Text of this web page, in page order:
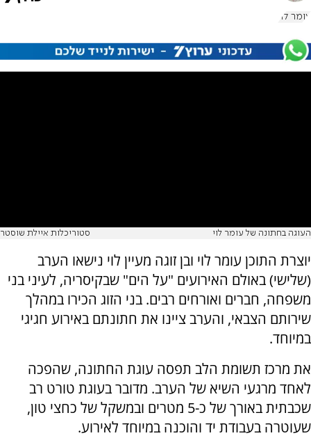
עומר לוי
העוגה בחתונה של עומר לוי סטוריכלות איילת שוסטר
יוצרת התוכן עומר לוי ובן זוגה מעיין לוי נישאו הערב
(שלישי) באולם האירועים "על הים" שבקיסריה, לעיני בני
משפחה, חברים ואורחים רבים. בני הזוג הכירו במהלך
שירותם הצבאי, והערב ציינו את חתונתם באירוע חגיגי
במיוחד.
את מרכז תשומת הלב תפסה עוגת החתונה, שהפכה
לאחד מרגעי השיא של הערב. מדובר בעוגת טורט רב
שכבתית באורך של כ-5 מטרים ובמשקל של כחצי טון,
שעוטרה בעבודת יד והוכנה במיוחד לאירוע.